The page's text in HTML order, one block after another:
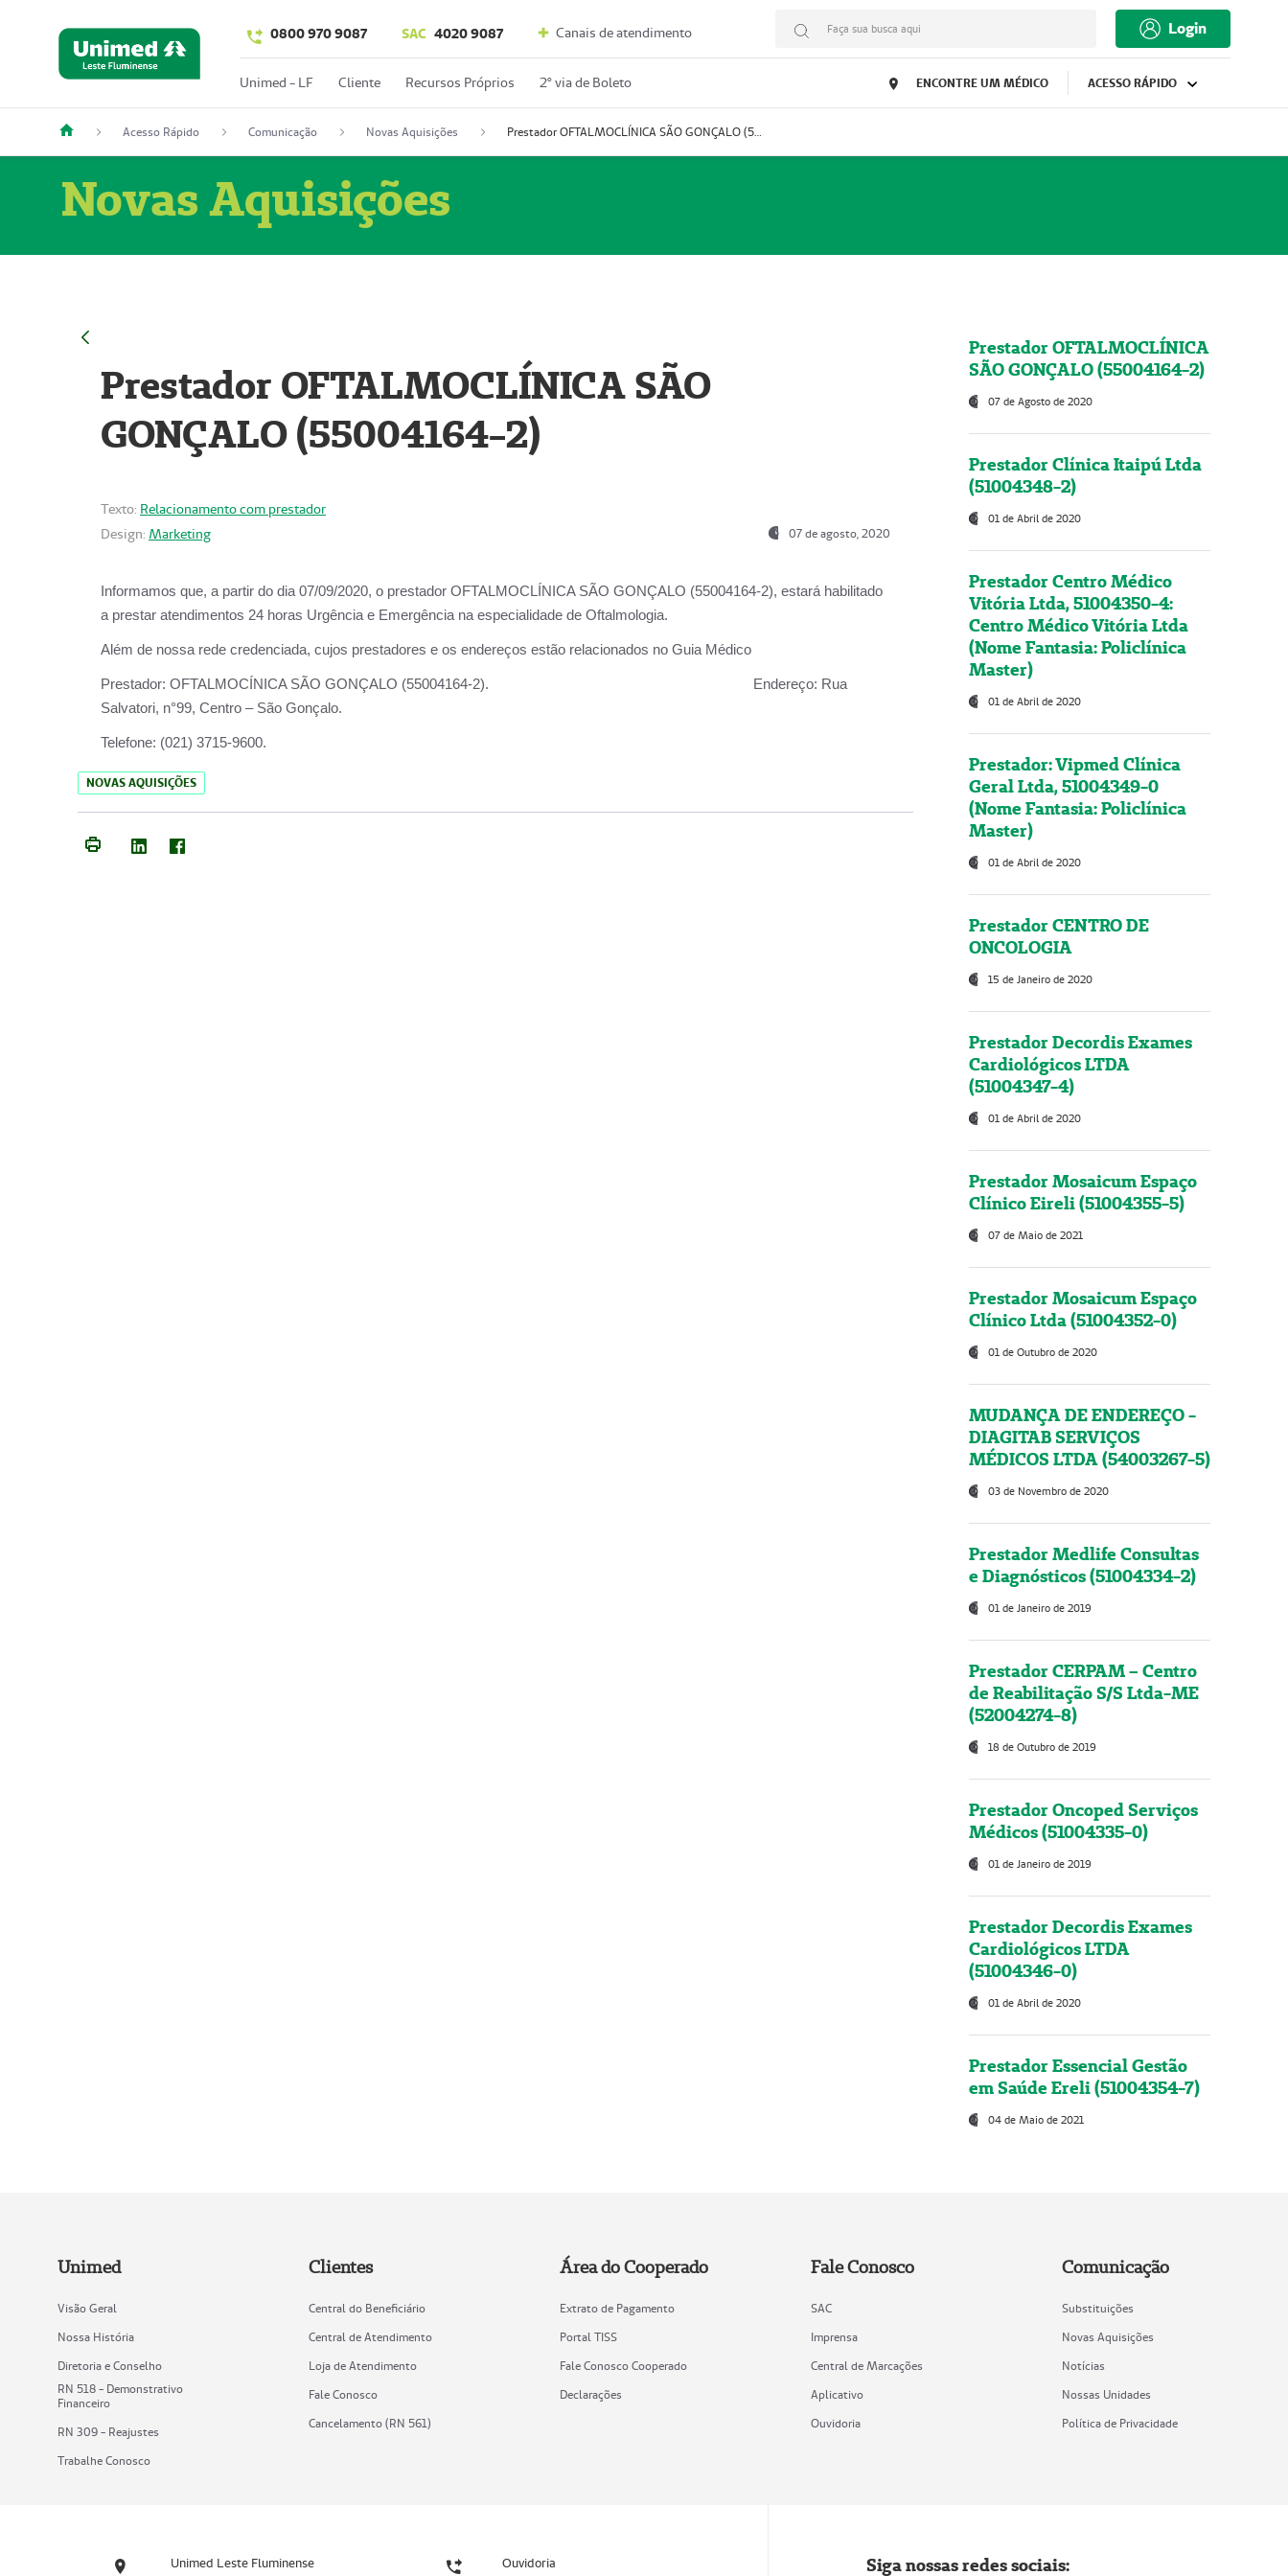
0800 970 9087 SAC 4020 9087 Canais de atendimento Faça sua busca aqui Login
Unimed - LF Cliente Recursos Próprios 2º via de Boleto ENCONTRE UM MÉDICO ACESSO RÁPIDO
Acesso Rápido Comunicação Novas Aquisições Prestador OFTALMOCLÍNICA SÃO GONÇALO (55004164-2)
Novas Aquisições
Prestador OFTALMOCLÍNICA SÃO
GONÇALO (55004164-2)
Texto: Relacionamento com prestador
Design: Marketing 07 de agosto, 2020
Informamos que, a partir do dia 07/09/2020, o prestador OFTALMOCLÍNICA SÃO GONÇALO (55004164-2), estará habilitado
a prestar atendimentos 24 horas Urgência e Emergência na especialidade de Oftalmologia.
Além de nossa rede credenciada, cujos prestadores e os endereços estão relacionados no Guia Médico
Prestador: OFTALMOCÍNICA SÃO GONÇALO (55004164-2). Endereço: Rua
Salvatori, n°99, Centro – São Gonçalo.
Telefone: (021) 3715-9600.
NOVAS AQUISIÇÕES
Prestador OFTALMOCLÍNICA
SÃO GONÇALO (55004164-2)
07 de Agosto de 2020
Prestador Clínica Itaipú Ltda
(51004348-2)
01 de Abril de 2020
Prestador Centro Médico
Vitória Ltda, 51004350-4:
Centro Médico Vitória Ltda
(Nome Fantasia: Policlínica
Master)
01 de Abril de 2020
Prestador: Vipmed Clínica
Geral Ltda, 51004349-0
(Nome Fantasia: Policlínica
Master)
01 de Abril de 2020
Prestador CENTRO DE
ONCOLOGIA
15 de Janeiro de 2020
Prestador Decordis Exames
Cardiológicos LTDA
(51004347-4)
01 de Abril de 2020
Prestador Mosaicum Espaço
Clínico Eireli (51004355-5)
07 de Maio de 2021
Prestador Mosaicum Espaço
Clínico Ltda (51004352-0)
01 de Outubro de 2020
MUDANÇA DE ENDEREÇO -
DIAGITAB SERVIÇOS
MÉDICOS LTDA (54003267-5)
03 de Novembro de 2020
Prestador Medlife Consultas
e Diagnósticos (51004334-2)
01 de Janeiro de 2019
Prestador CERPAM – Centro
de Reabilitação S/S Ltda-ME
(52004274-8)
18 de Outubro de 2019
Prestador Oncoped Serviços
Médicos (51004335-0)
01 de Janeiro de 2019
Prestador Decordis Exames
Cardiológicos LTDA
(51004346-0)
01 de Abril de 2020
Prestador Essencial Gestão
em Saúde Ereli (51004354-7)
04 de Maio de 2021
Unimed
Visão Geral
Nossa História
Diretoria e Conselho
RN 518 - Demonstrativo
Financeiro
RN 309 - Reajustes
Trabalhe Conosco
Clientes
Central do Beneficiário
Central de Atendimento
Loja de Atendimento
Fale Conosco
Cancelamento (RN 561)
Área do Cooperado
Extrato de Pagamento
Portal TISS
Fale Conosco Cooperado
Declarações
Fale Conosco
SAC
Imprensa
Central de Marcações
Aplicativo
Ouvidoria
Comunicação
Substituições
Novas Aquisições
Notícias
Nossas Unidades
Política de Privacidade
Unimed Leste Fluminense Ouvidoria Siga nossas redes sociais: